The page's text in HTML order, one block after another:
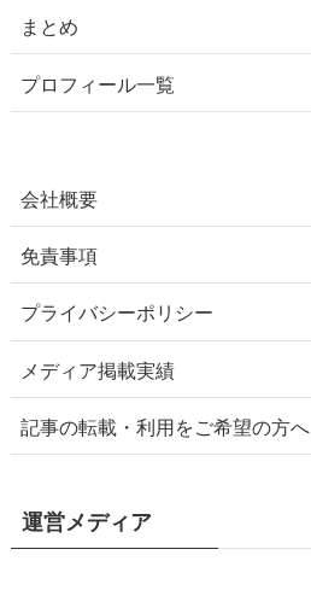
まとめ
プロフィール一覧
会社概要
免責事項
プライバシーポリシー
メディア掲載実績
記事の転載・利用をご希望の方へ
運営メディア